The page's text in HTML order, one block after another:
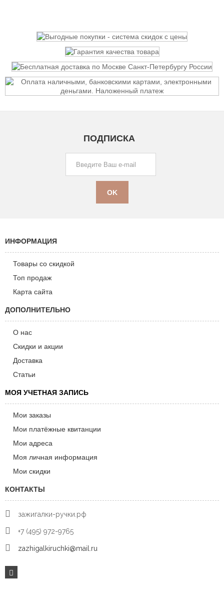
ПОДПИСКА
ИНФОРМАЦИЯ
Товары со скидкой
Топ продаж
Карта сайта
ДОПОЛНИТЕЛЬНО
О нас
Скидки и акции
Доставка
Статьи
МОЯ УЧЕТНАЯ ЗАПИСЬ
Мои заказы
Мои платёжные квитанции
Мои адреса
Моя личная информация
Мои скидки
КОНТАКТЫ
зажигалки-ручки.рф
+7 (495) 972-9765
zazhigalkiruchki@mail.ru